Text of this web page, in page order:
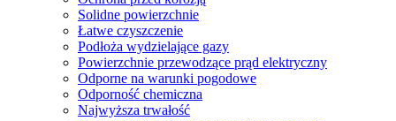
Solidne powierzchnie
Łatwe czyszczenie
Podłoża wydzielające gazy
Powierzchnie przewodzące prąd elektryczny
Odporne na warunki pogodowe
Odporność chemiczna
Najwyższa trwałość